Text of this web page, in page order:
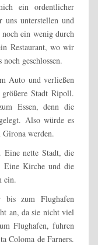
ein ordentlicher
uns unterstellen und
ein wenig durch
Restaurant, wo wir
geschlossen.
Auto und verließen
Stadt Ripoll.
Essen, denn die
Also würde es
werden.
Eine nette Stadt, die
Eine Kirche und die
ein.
zum Flughafen
an, da sie nicht viel
Flughafen, fuhren
Coloma de Farners.